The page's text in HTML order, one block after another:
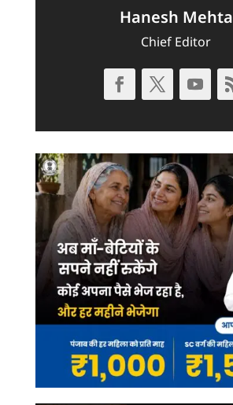
Hanesh Mehta
Chief Editor